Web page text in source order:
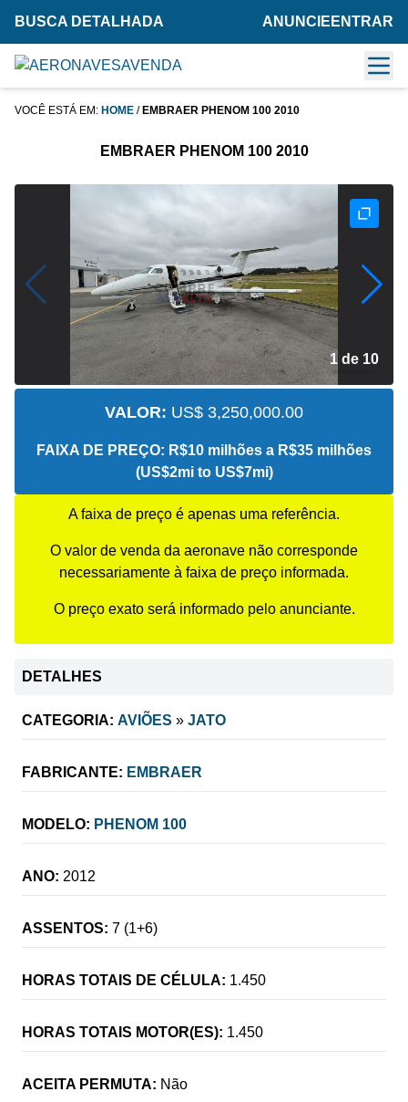
BUSCA DETALHADA ANUNCIE ENTRAR
VOCÊ ESTÁ EM: HOME / EMBRAER PHENOM 100 2010
EMBRAER PHENOM 100 2010
2 de 10
VALOR: US$ 3,250,000.00
FAIXA DE PREÇO: R$10 milhões a R$35 milhões
(US$2mi to US$7mi)
A faixa de preço é apenas uma referência.
O valor de venda da aeronave não corresponde
necessariamente à faixa de preço informada.
O preço exato será informado pelo anunciante.
DETALHES
CATEGORIA: AVIÕES » JATO
FABRICANTE: EMBRAER
MODELO: PHENOM 100
ANO: 2012
ASSENTOS: 7 (1+6)
HORAS TOTAIS DE CÉLULA: 1.450
HORAS TOTAIS MOTOR(ES): 1.450
ACEITA PERMUTA: Não